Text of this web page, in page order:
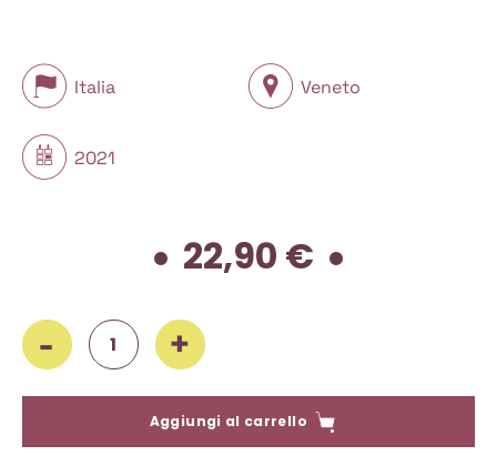
Italia Veneto
2021
22,90 €
Santa Sofia, Amarone della Valpolicella Classico 2021, 375
Aggiungi al carrello